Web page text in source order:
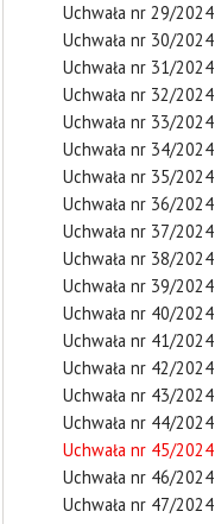
Uchwała nr 29/2024
Uchwała nr 30/2024
Uchwała nr 31/2024
Uchwała nr 32/2024
Uchwała nr 33/2024
Uchwała nr 34/2024
Uchwała nr 35/2024
Uchwała nr 36/2024
Uchwała nr 37/2024
Uchwała nr 38/2024
Uchwała nr 39/2024
Uchwała nr 40/2024
Uchwała nr 41/2024
Uchwała nr 42/2024
Uchwała nr 43/2024
Uchwała nr 44/2024
Uchwała nr 45/2024
Uchwała nr 46/2024
Uchwała nr 47/2024